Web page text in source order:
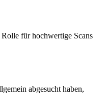
für hochwertige Scans
abgesucht haben,